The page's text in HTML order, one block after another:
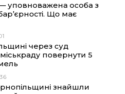
— уповноважена особа з
Що має
через суд
повернути 5
знайшли